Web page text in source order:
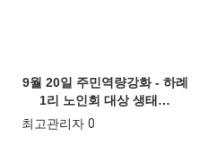
9월 20일 주민역량강화 - 하례
1리 노인회 대상 생태…
최고관리자 0